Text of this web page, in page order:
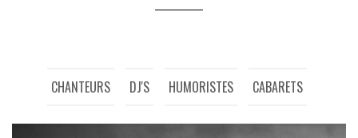
CHANTEURS DJ'S HUMORISTES CABARETS